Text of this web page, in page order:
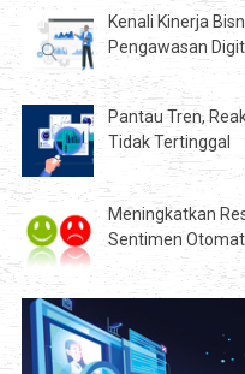
Kenali Kinerja
Pengawasan
Pantau Tren,
Tidak Tertinggal
Meningkatkan
Sentimen